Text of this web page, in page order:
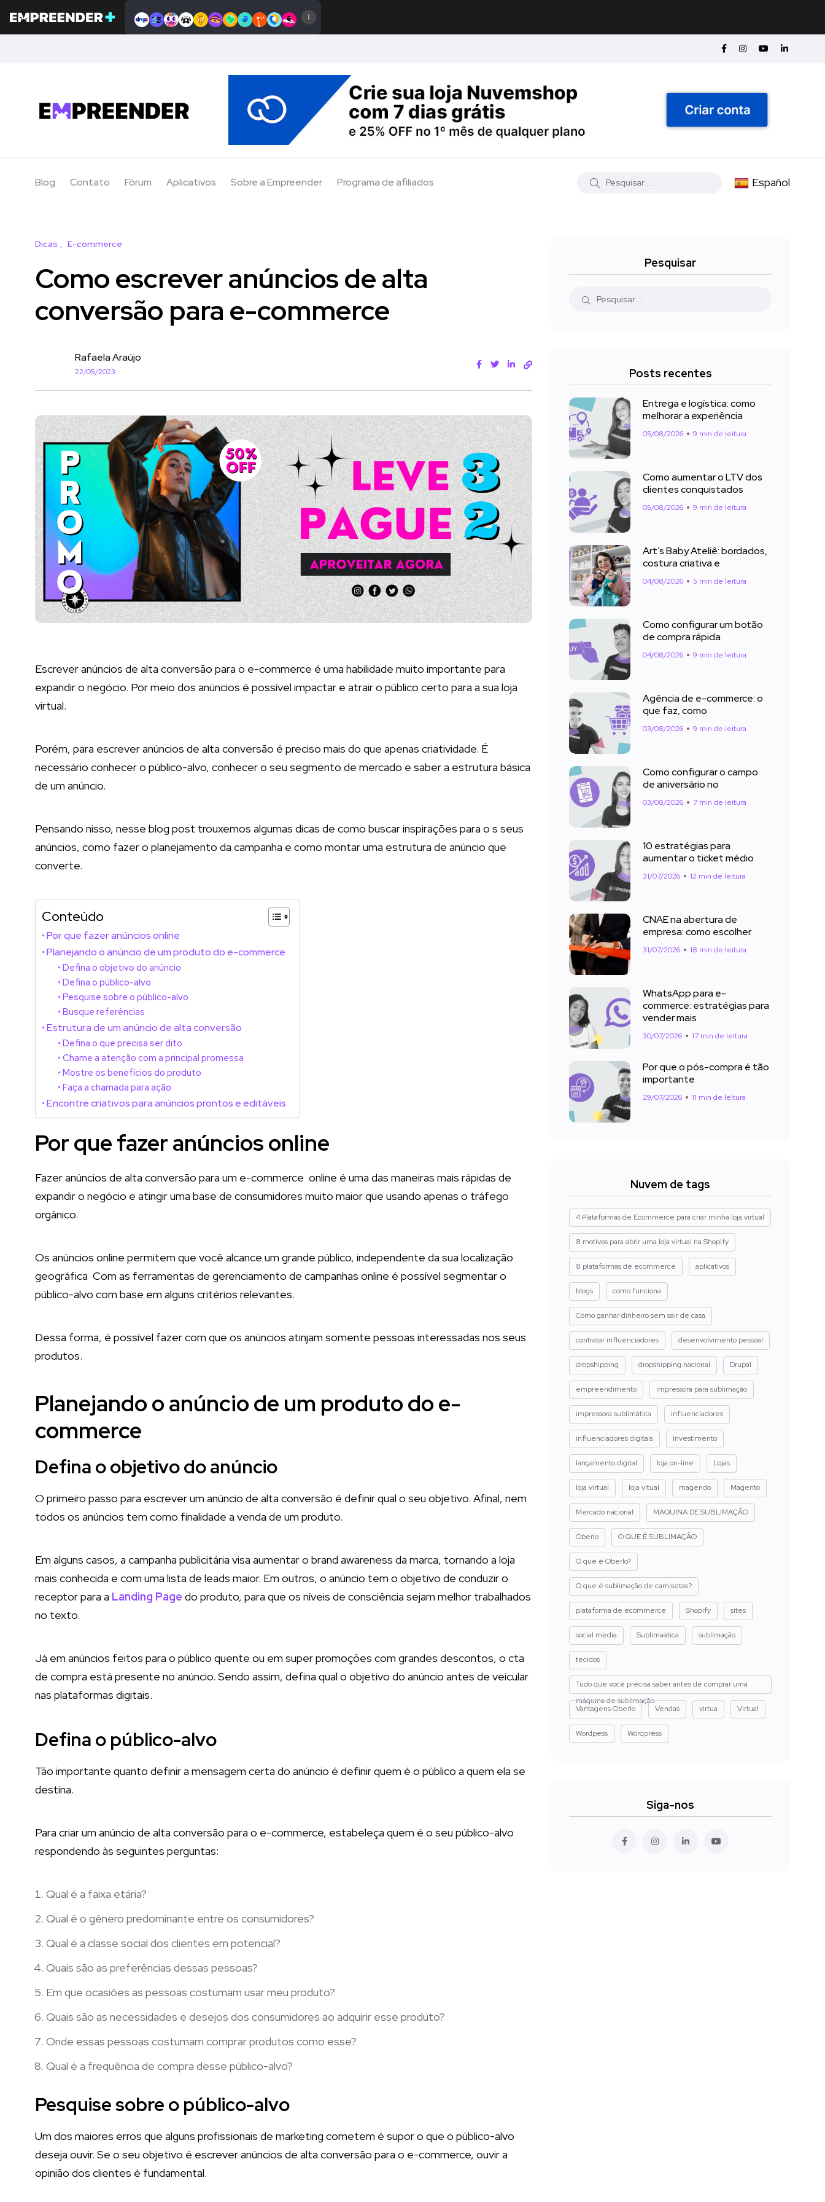
Blog Contato Fórum Aplicativos Sobre a Empreender Programa de afiliados Español
Dicas E-commerce
Como escrever anúncios de alta
conversão para e-commerce
Rafaela Araújo
22/05/2023
Escrever anúncios de alta conversão para o e-commerce é uma habilidade muito importante para
expandir o negócio. Por meio dos anúncios é possível impactar e atrair o público certo para a sua loja
virtual.
Porém, para escrever anúncios de alta conversão é preciso mais do que apenas criatividade. É
necessário conhecer o público-alvo, conhecer o seu segmento de mercado e saber a estrutura básica
de um anúncio.
Pensando nisso, nesse blog post trouxemos algumas dicas de como buscar inspirações para o s seus
anúncios, como fazer o planejamento da campanha e como montar uma estrutura de anúncio que
converte.
Conteúdo
Por que fazer anúncios online
Planejando o anúncio de um produto do e-commerce
Defina o objetivo do anúncio
Defina o público-alvo
Pesquise sobre o público-alvo
Busque referências
Estrutura de um anúncio de alta conversão
Defina o que precisa ser dito
Chame a atenção com a principal promessa
Mostre os benefícios do produto
Faça a chamada para ação
Encontre criativos para anúncios prontos e editáveis
Por que fazer anúncios online
Fazer anúncios de alta conversão para um e-commerce online é uma das maneiras mais rápidas de
expandir o negócio e atingir uma base de consumidores muito maior que usando apenas o tráfego
orgânico.
Os anúncios online permitem que você alcance um grande público, independente da sua localização
geográfica Com as ferramentas de gerenciamento de campanhas online é possível segmentar o
público-alvo com base em alguns critérios relevantes.
Dessa forma, é possível fazer com que os anúncios atinjam somente pessoas interessadas nos seus
produtos.
Planejando o anúncio de um produto do e-
commerce
Defina o objetivo do anúncio
O primeiro passo para escrever um anúncio de alta conversão é definir qual o seu objetivo. Afinal, nem
todos os anúncios tem como finalidade a venda de um produto.
Em alguns casos, a campanha publicitária visa aumentar o brand awareness da marca, tornando a loja
mais conhecida e com uma lista de leads maior. Em outros, o anúncio tem o objetivo de conduzir o
receptor para a Landing Page do produto, para que os níveis de consciência sejam melhor trabalhados
no texto.
Já em anúncios feitos para o público quente ou em super promoções com grandes descontos, o cta
de compra está presente no anúncio. Sendo assim, defina qual o objetivo do anúncio antes de veicular
nas plataformas digitais.
Defina o público-alvo
Tão importante quanto definir a mensagem certa do anúncio é definir quem é o público a quem ela se
destina.
Para criar um anúncio de alta conversão para o e-commerce, estabeleça quem é o seu público-alvo
respondendo às seguintes perguntas:
Qual é a faixa etária?
Qual é o gênero predominante entre os consumidores?
Qual é a classe social dos clientes em potencial?
Quais são as preferências dessas pessoas?
Em que ocasiões as pessoas costumam usar meu produto?
Quais são as necessidades e desejos dos consumidores ao adquirir esse produto?
Onde essas pessoas costumam comprar produtos como esse?
Qual é a frequência de compra desse público-alvo?
Pesquise sobre o público-alvo
Um dos maiores erros que alguns profissionais de marketing cometem é supor o que o público-alvo
deseja ouvir. Se o seu objetivo é escrever anúncios de alta conversão para o e-commerce, ouvir a
opinião dos clientes é fundamental.
Pesquisar
Posts recentes
Entrega e logística: como
melhorar a experiência
05/08/2026 9 min de leitura
Como aumentar o LTV dos
clientes conquistados
05/08/2026 9 min de leitura
Art’s Baby Ateliê: bordados,
costura criativa e
04/08/2026 5 min de leitura
Como configurar um botão
de compra rápida
04/08/2026 9 min de leitura
Agência de e-commerce: o
que faz, como
03/08/2026 9 min de leitura
Como configurar o campo
de aniversário no
03/08/2026 7 min de leitura
10 estratégias para
aumentar o ticket médio
31/07/2026 12 min de leitura
CNAE na abertura de
empresa: como escolher
31/07/2026 18 min de leitura
WhatsApp para e-
commerce: estratégias para
vender mais
30/07/2026 17 min de leitura
Por que o pós-compra é tão
importante
29/07/2026 11 min de leitura
Nuvem de tags
4 Plataformas de Ecommerce para criar minha loja virtual
8 motivos para abrir uma loja virtual na Shopify
8 plataformas de ecommerce aplicativos
blogs como funciona
Como ganhar dinheiro sem sair de casa
contratar influenciadores desenvolvimento pessoal
dropshipping dropshipping nacional Drupal
empreendimento impressora para sublimação
impressora sublimática influenciadores
influenciadores digitais Investimento
lançamento digital loja on-line Lojas
loja virtual loja vitual magendo Magento
Mercado nacional MÁQUINA DE SUBLIMAÇÃO
Oberlo O QUE É SUBLIMAÇÃO
O que é Oberlo?
O que é sublimação de camisetas?
plataforma de ecommerce Shopify sites
social media Sublimaática sublimação
tecidos
Tudo que você precisa saber antes de comprar uma
máquina de sublimação
Vantagens Oberlo
Vendas virtua Virtual
Wordpess Wordpress
Siga-nos